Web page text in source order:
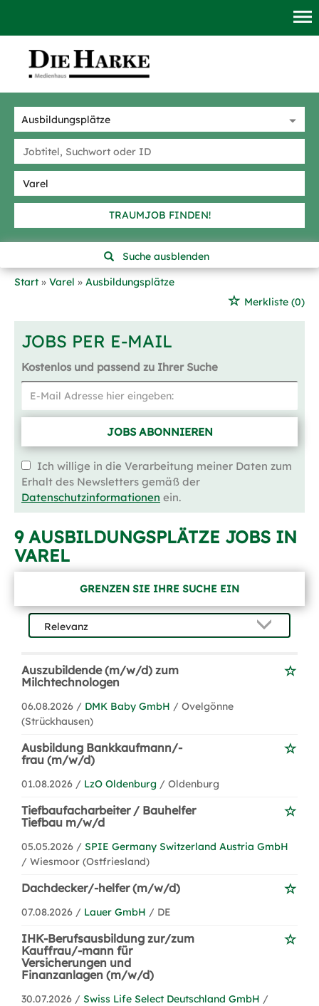
TRAUMJOB FINDEN!
Suche ausblenden
Start
Varel
Ausbildungsplätze
Merkliste (0)
JOBS PER E-MAIL
Kostenlos und passend zu Ihrer Suche
JOBS ABONNIEREN
Ich willige in die Verarbeitung meiner Daten zum
Erhalt des Newsletters gemäß der
Datenschutzinformationen ein.
9 AUSBILDUNGSPLÄTZE JOBS IN
VAREL
GRENZEN SIE IHRE SUCHE EIN
Auszubildende (m/w/d) zum
Milchtechnologen
06.08.2026 / DMK Baby GmbH / Ovelgönne
(Strückhausen)
Ausbildung Bankkaufmann/-
frau (m/w/d)
01.08.2026 / LzO Oldenburg / Oldenburg
Tiefbaufacharbeiter / Bauhelfer
Tiefbau m/w/d
05.05.2026 / SPIE Germany Switzerland Austria GmbH
/ Wiesmoor (Ostfriesland)
Dachdecker/-helfer (m/w/d)
07.08.2026 / Lauer GmbH / DE
IHK-Berufsausbildung zur/zum
Kauffrau/-mann für
Versicherungen und
Finanzanlagen (m/w/d)
30.07.2026 / Swiss Life Select Deutschland GmbH /